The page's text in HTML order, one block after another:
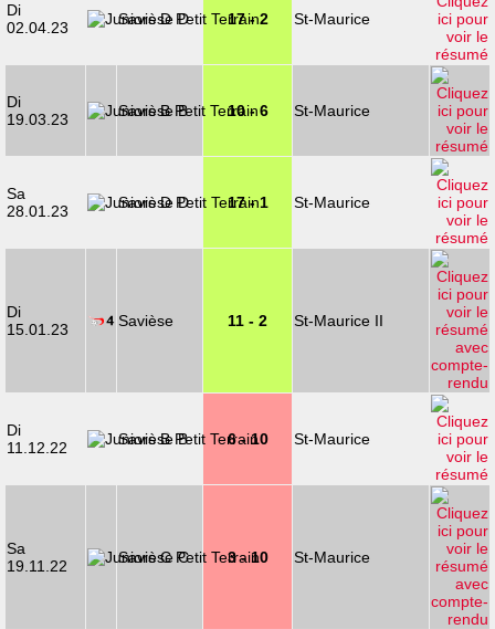
Di
02.04.23
Savièse D 17 - 2 St-Maurice
Di
19.03.23
Savièse B 10 - 6 St-Maurice
Sa
28.01.23
Savièse D 17 - 1 St-Maurice
Di
15.01.23
Savièse 11 - 2 St-Maurice II
Di
11.12.22
Savièse B 6 - 10 St-Maurice
Sa
19.11.22
Savièse C 3 - 10 St-Maurice